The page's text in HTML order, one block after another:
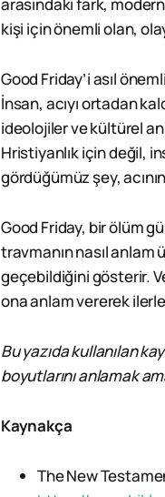
kişi için önemli olan,
Good Friday’i asıl
İnsan, acıyı ortadan
ideolojiler ve kültürel
Hristiyanlık için değil,
gördüğümüz şey,
Good Friday, bir ölüm
travmanın nasıl
geçebildiğini gösterir.
ona anlam vererek
Bu yazıda kullanılan
boyutlarını anlamak
Kaynakça
The New